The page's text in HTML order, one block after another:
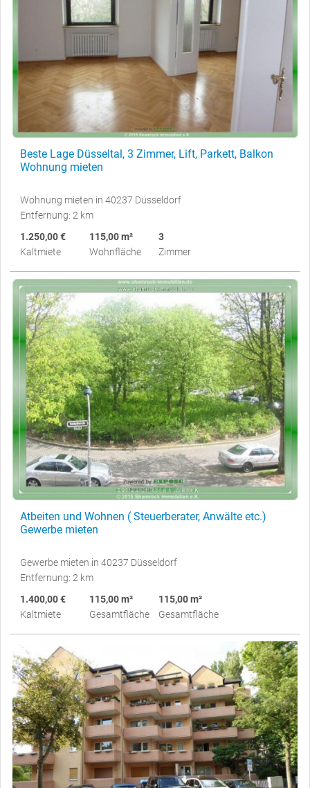
Beste Lage Düsseltal, 3 Zimmer, Lift, Parkett, Balkon
Wohnung mieten
Wohnung mieten in 40237 Düsseldorf
Entfernung: 2 km
1.250,00 €
Kaltmiete
115,00 m²
Wohnfläche
3
Zimmer
Atbeiten und Wohnen ( Steuerberater, Anwälte etc.)
Gewerbe mieten
Gewerbe mieten in 40237 Düsseldorf
Entfernung: 2 km
1.400,00 €
Kaltmiete
115,00 m²
Gesamtfläche
115,00 m²
Gesamtfläche